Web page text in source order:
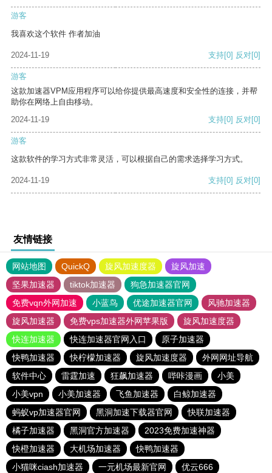
游客
我喜欢这个软件 作者加油
2024-11-19 支持[0] 反对[0]
游客
这款加速器VPM应用程序可以给你提供最高速度和安全性的连接，并帮
助你在网络上自由移动。
2024-11-19
支持[0] 反对[0]
游客
这款软件的学习方式非常灵活，可以根据自己的需求选择学习方式。
2024-11-19 支持[0] 反对[0]
友情链接
网站地图 QuickQ 旋风加速度器
旋风加速
坚果加速器
tiktok加速器
狗急加速器官网
免费vqn外网加速
小蓝鸟 优途加速器官网
风驰加速器
旋风加速器
免费vps加速器外网苹果版
旋风加速度器
快连加速器
快连加速器官网入口
原子加速器
快鸭加速器
快柠檬加速器 旋风加速度器
外网网址导航
软件中心
雷霆加速 狂飙加速器 哔咔漫画
小美
小美vpn
小美加速器 飞鱼加速器
白鲸加速器
蚂蚁vp加速器官网
黑洞加速下载器官网
快联加速器
橘子加速器
黑洞官方加速器
2023免费加速神器
快橙加速器
大机场加速器
快鸭加速器
小猫咪ciash加速器
一元机场最新官网 优云666